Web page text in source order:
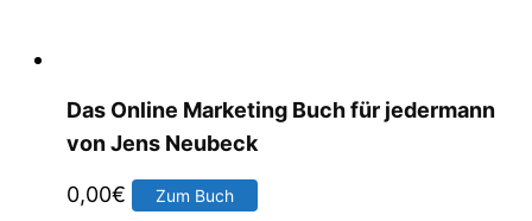
Das Online Marketing Buch für jedermann
von Jens Neubeck
0,00€ Zum Buch